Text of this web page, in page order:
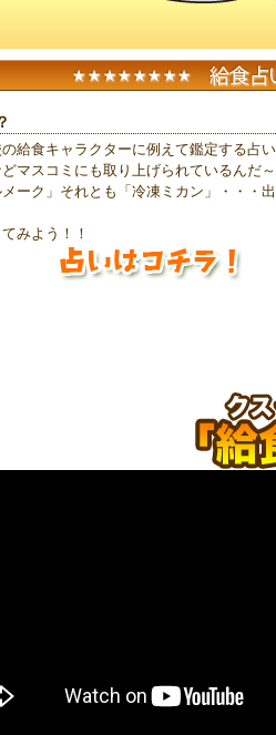
給食キャラクターに例えて鑑定する占
マスコミにも取り上げられているんだ
ーク」それとも「冷凍ミカン」・・・
みよう！！